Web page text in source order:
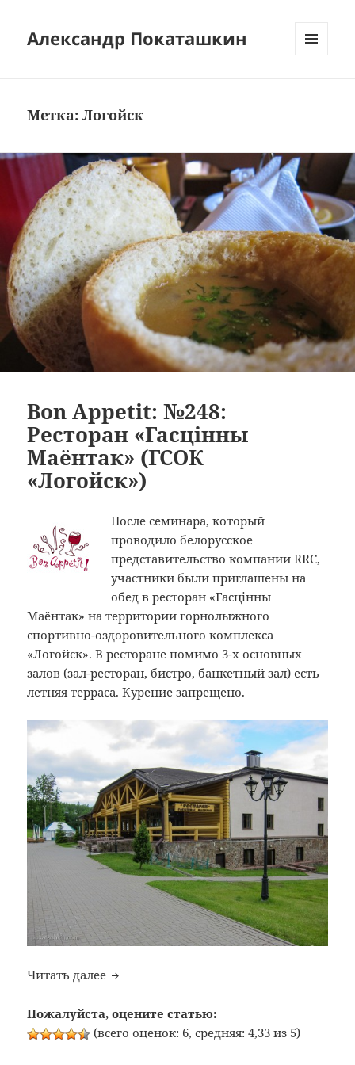
Александр Покаташкин
Метка:Логойск
Bon Appetit: №248:
Ресторан «Гасцiнны
Маёнтак» (ГСОК
«Логойск»)
Послесеминара, который
проводило белорусское
представительство компании RRC,
участники были приглашены на
обед в ресторан «Гасцiнны
Маёнтак» на территории горнолыжного
спортивно-оздоровительного комплекса
«Логойск». В ресторане помимо 3-х основных
залов (зал-ресторан, бистро, банкетный зал) есть
летняя терраса. Курение запрещено.
Читать далее Bon Appetit: №248: Ресторан «Гасцiнны
Пожалуйста, оцените статью:
(всего оценок: 6, средняя: 4,33 из 5)